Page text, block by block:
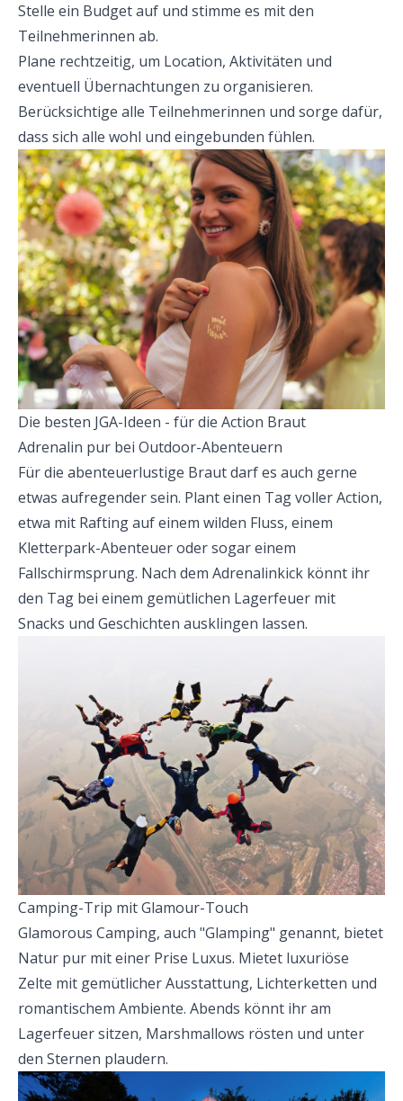
Stelle ein Budget auf und stimme es mit den
Teilnehmerinnen ab.
Plane rechtzeitig, um Location, Aktivitäten und
eventuell Übernachtungen zu organisieren.
Berücksichtige alle Teilnehmerinnen und sorge dafür,
dass sich alle wohl und eingebunden fühlen.
Die besten JGA-Ideen - für die Action Braut
Adrenalin pur bei Outdoor-Abenteuern
Für die abenteuerlustige Braut darf es auch gerne
etwas aufregender sein. Plant einen Tag voller Action,
etwa mit Rafting auf einem wilden Fluss, einem
Kletterpark-Abenteuer oder sogar einem
Fallschirmsprung. Nach dem Adrenalinkick könnt ihr
den Tag bei einem gemütlichen Lagerfeuer mit
Snacks und Geschichten ausklingen lassen.
Camping-Trip mit Glamour-Touch
Glamorous Camping, auch "Glamping" genannt, bietet
Natur pur mit einer Prise Luxus. Mietet luxuriöse
Zelte mit gemütlicher Ausstattung, Lichterketten und
romantischem Ambiente. Abends könnt ihr am
Lagerfeuer sitzen, Marshmallows rösten und unter
den Sternen plaudern.